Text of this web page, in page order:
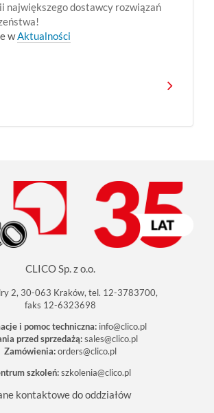
największego dostawcy rozwiązań
wAktualności
CLICO Sp. z o.o.
2, 30-063 Kraków, tel. 12-3783700,
faks 12-6323698
i pomoc techniczna: info@clico.pl
przed sprzedażą: sales@clico.pl
Zamówienia:orders@clico.pl
szkoleń:szkolenia@clico.pl
kontaktowe do oddziałów